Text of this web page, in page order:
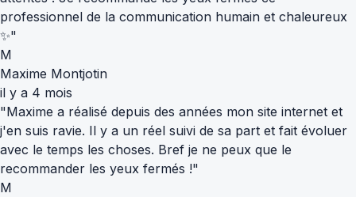
professionnel de la communication humain et chaleureux
✨"
M
Maxime Montjotin
il y a 4 mois
"Maxime a réalisé depuis des années mon site internet et
j'en suis ravie. Il y a un réel suivi de sa part et fait évoluer
avec le temps les choses. Bref je ne peux que le
recommander les yeux fermés !"
M